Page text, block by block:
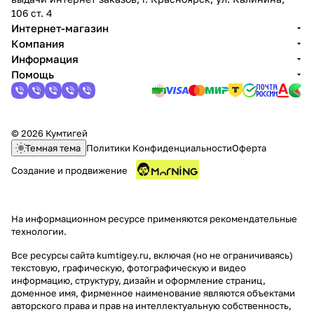
106 ст. 4
Интернет-магазин
Компания
Информация
Помощь
© 2026 Кумтигей
Темная тема Политики КонфиденциальностиОферта
Создание и продвижение
На информационном ресурсе применяются рекомендательные
технологии.
Все ресурсы сайта kumtigey.ru, включая (но не ограничиваясь)
текстовую, графическую, фотографическую и видео
информацию, структуру, дизайн и оформление страниц,
доменное имя, фирменное наименование являются объектами
авторского права и прав на интеллектуальную собственность,